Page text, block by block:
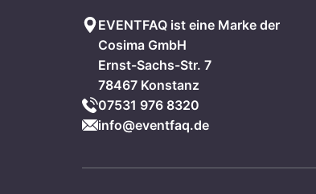
EVENTFAQ ist eine Marke der
Cosima GmbH
Ernst-Sachs-Str. 7
78467 Konstanz
07531 976 8320
info@eventfaq.de